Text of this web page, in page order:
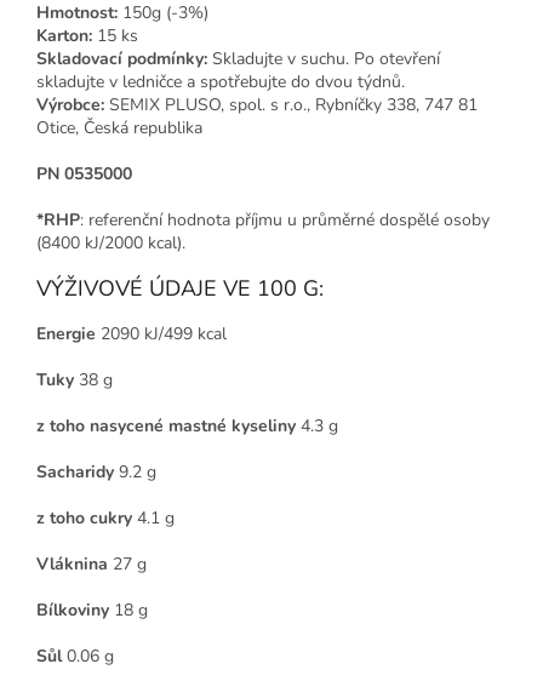
Hmotnost: 150g (-3%)
Karton: 15 ks
Skladovací podmínky: Skladujte v suchu. Po otevření
skladujte v ledničce a spotřebujte do dvou týdnů.
Výrobce: SEMIX PLUSO, spol. s r.o., Rybníčky 338, 747 81
Otice, Česká republika
PN 0535000
*RHP: referenční hodnota příjmu u průměrné dospělé osoby
(8400 kJ/2000 kcal).
VÝŽIVOVÉ ÚDAJE VE 100 G:
Energie 2090 kJ/499 kcal
Tuky 38 g
z toho nasycené mastné kyseliny 4.3 g
Sacharidy 9.2 g
z toho cukry 4.1 g
Vláknina 27 g
Bílkoviny 18 g
Sůl 0.06 g